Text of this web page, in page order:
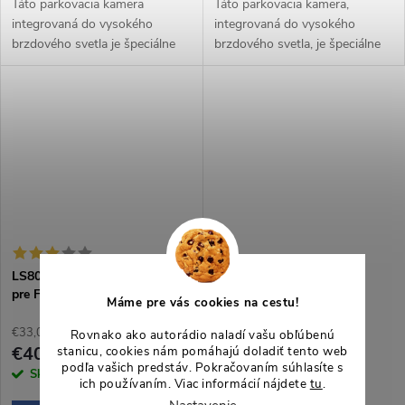
Máme pre vás cookies na cestu!
Rovnako ako autorádio naladí vašu obľúbenú
stanicu, cookies nám pomáhajú doladiť tento web
podľa vašich predstáv. Pokračovaním súhlasíte s
ich používaním. Viac informácií nájdete tu.
Táto parkovacia kamera
integrovaná do vysokého
brzdového svetla je špeciálne
navrhnutá pre Ford Transit
Táto parkovacia kamera,
integrovaná do vysokého
brzdového svetla, je špeciálne
navrhnutá pre Ford Transit
LS8004 Parkovacia kamera
pre Ford Focus Mondeo Fiesta
€33,06 bez DPH
€40
Skladom>5 ks